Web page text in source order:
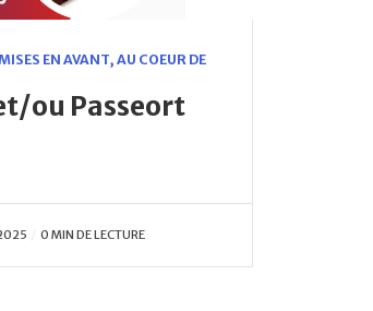
EN AVANT, AU COEUR DE
ou Passeort
0 MIN DE LECTURE